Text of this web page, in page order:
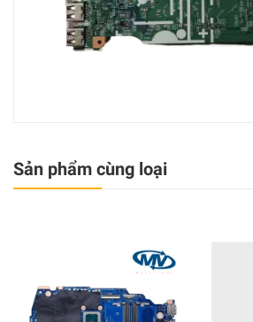
Sản phẩm cùng loại